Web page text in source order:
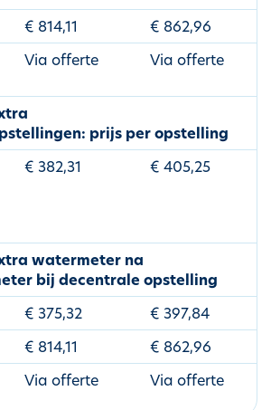
€ 814,11 € 862,96
Via offerte Via offerte
prijs per opstelling
€ 382,31 € 405,25
watermeter na
bij decentrale opstelling
€ 375,32 € 397,84
€ 814,11 € 862,96
Via offerte Via offerte